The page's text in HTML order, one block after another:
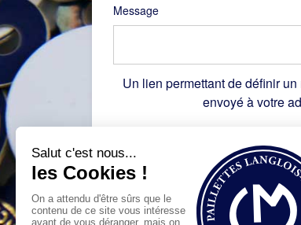
Message
Un lien permettant de définir
envoyé à votre